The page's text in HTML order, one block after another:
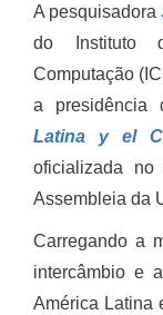
A pesquisadora
do Instituto
Computação
a presidência
Latina y el
oficializada
Assembleia da
Carregando a
intercâmbio e
América Latina